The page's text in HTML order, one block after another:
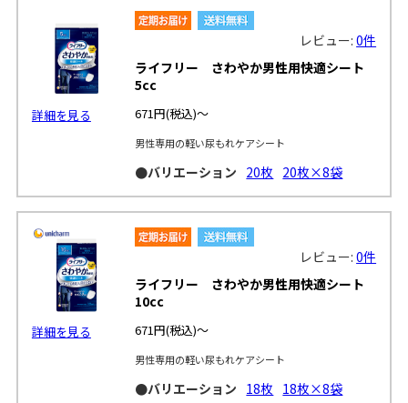
詳細を見る
レビュー:0件
ライフリー さわやか男性用快適シート
5cc
671円(税込)～
男性専用の軽い尿もれケアシート
●バリエーション 20枚 20枚×8袋
詳細を見る
レビュー:0件
ライフリー さわやか男性用快適シート
10cc
671円(税込)～
男性専用の軽い尿もれケアシート
●バリエーション 18枚 18枚×8袋